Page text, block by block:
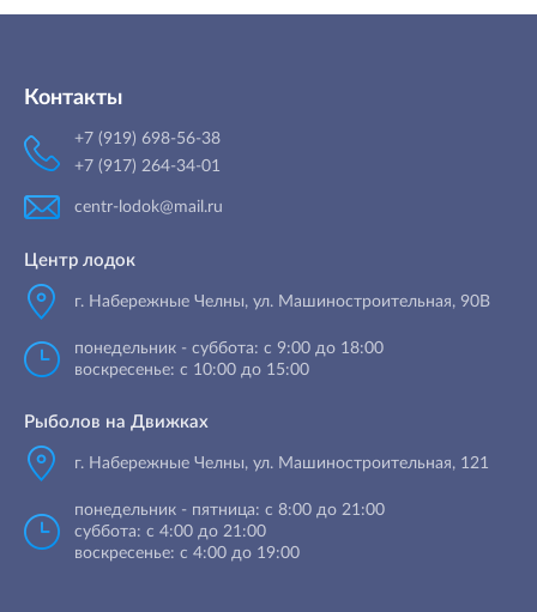
Контакты
+7 (919) 698-56-38
+7 (917) 264-34-01
centr-lodok@mail.ru
Центр лодок
г. Набережные Челны, ул. Машиностроительная, 90B
понедельник - суббота: с 9:00 до 18:00
воскресенье: с 10:00 до 15:00
Рыболов на Движках
г. Набережные Челны, ул. Машиностроительная, 121
понедельник - пятница: с 8:00 до 21:00
суббота: с 4:00 до 21:00
воскресенье: с 4:00 до 19:00